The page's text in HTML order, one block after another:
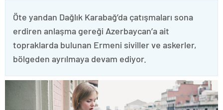
Öte yandan Dağlık Karabağ’da çatışmaları sona
erdiren anlaşma gereği Azerbaycan’a ait
topraklarda bulunan Ermeni siviller ve askerler,
bölgeden ayrılmaya devam ediyor.